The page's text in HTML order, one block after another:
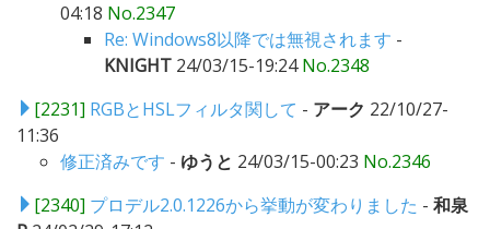
04:18 No.2347
Re: Windows8以降では無視されます -
KNIGHT 24/03/15-19:24No.2348
[2231] RGBとHSLフィルタ関して - アーク 22/10/27-
11:36
修正済みです - ゆうと 24/03/15-00:23 No.2346
[2340] プロデル2.0.1226から挙動が変わりました - 和泉